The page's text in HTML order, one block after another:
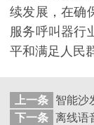
续发展，在确
服务呼叫器行
平和满足人民
上一条
智能沙
下一条 离线语